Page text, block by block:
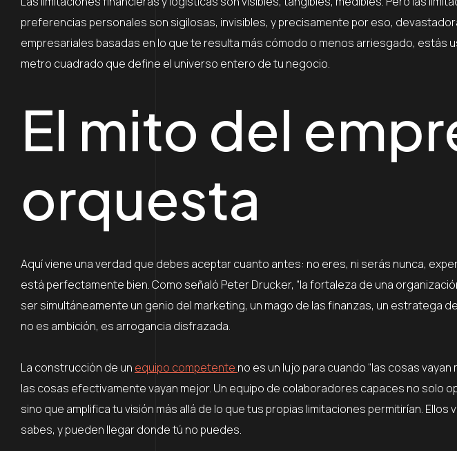
preferencias personales son sigilosas, invisibles, y precisamente por eso,
empresariales basadas en lo que te resulta más cómodo o menos arriesgado, estás
metro cuadrado que define el universo entero de tu negocio.
El mito del
orquesta
Aquí viene una verdad que debes aceptar cuanto antes: no eres, ni serás nunca,
está perfectamente bien. Como señaló Peter Drucker, “la fortaleza de una
ser simultáneamente un genio del marketing, un mago de las finanzas, un estratega
no es ambición, es arrogancia disfrazada.
La construcción de un equipo competente no es un lujo para cuando “las cosas
las cosas efectivamente vayan mejor. Un equipo de colaboradores capaces no solo
sino que amplifica tu visión más allá de lo que tus propias limitaciones permitirían. Ellos
sabes, y pueden llegar donde tú no puedes.